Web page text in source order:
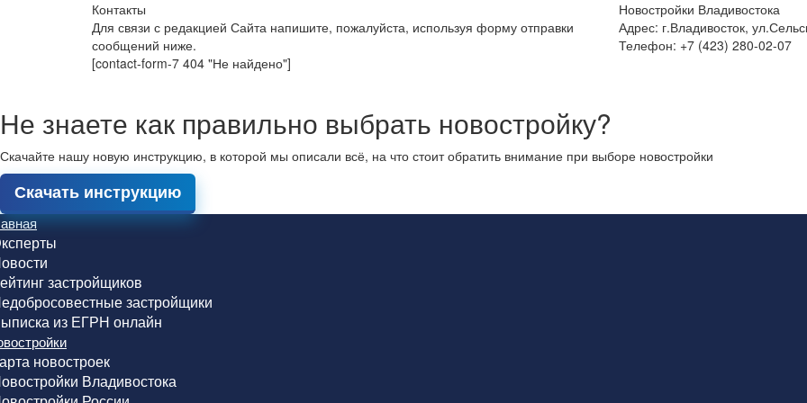
Контакты
Для связи с редакцией Сайта напишите, пожалуйста, используя форму отправки
сообщений ниже.
[contact-form-7 404 "Не найдено"]
Новостройки Владивостока
Адрес: г.Владивосток,
Телефон: +7 (423) 280-02-07
Не знаете как правильно выбрать новостройку?
Скачайте нашу новую инструкцию, в которой мы описали всё, на что стоит обратить внимание при выборе новостройки
Скачать инструкцию
застройщиков
застройщики
из ЕГРН онлайн
новостроек
Владивостока